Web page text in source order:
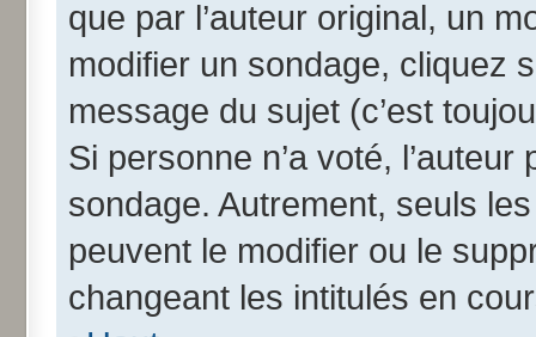
que par l’auteur original, un
modifier un sondage, cliquez
message du sujet (c’est
Si personne n’a voté,
sondage. Autrement, seuls
peuvent le modifier ou le
changeant les intitulés en